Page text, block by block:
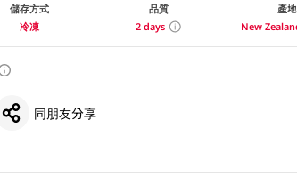
儲存方式
冷凍
品質
2 days
產地
New
同朋友分享